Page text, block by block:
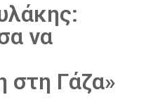
να
στη Γάζα»